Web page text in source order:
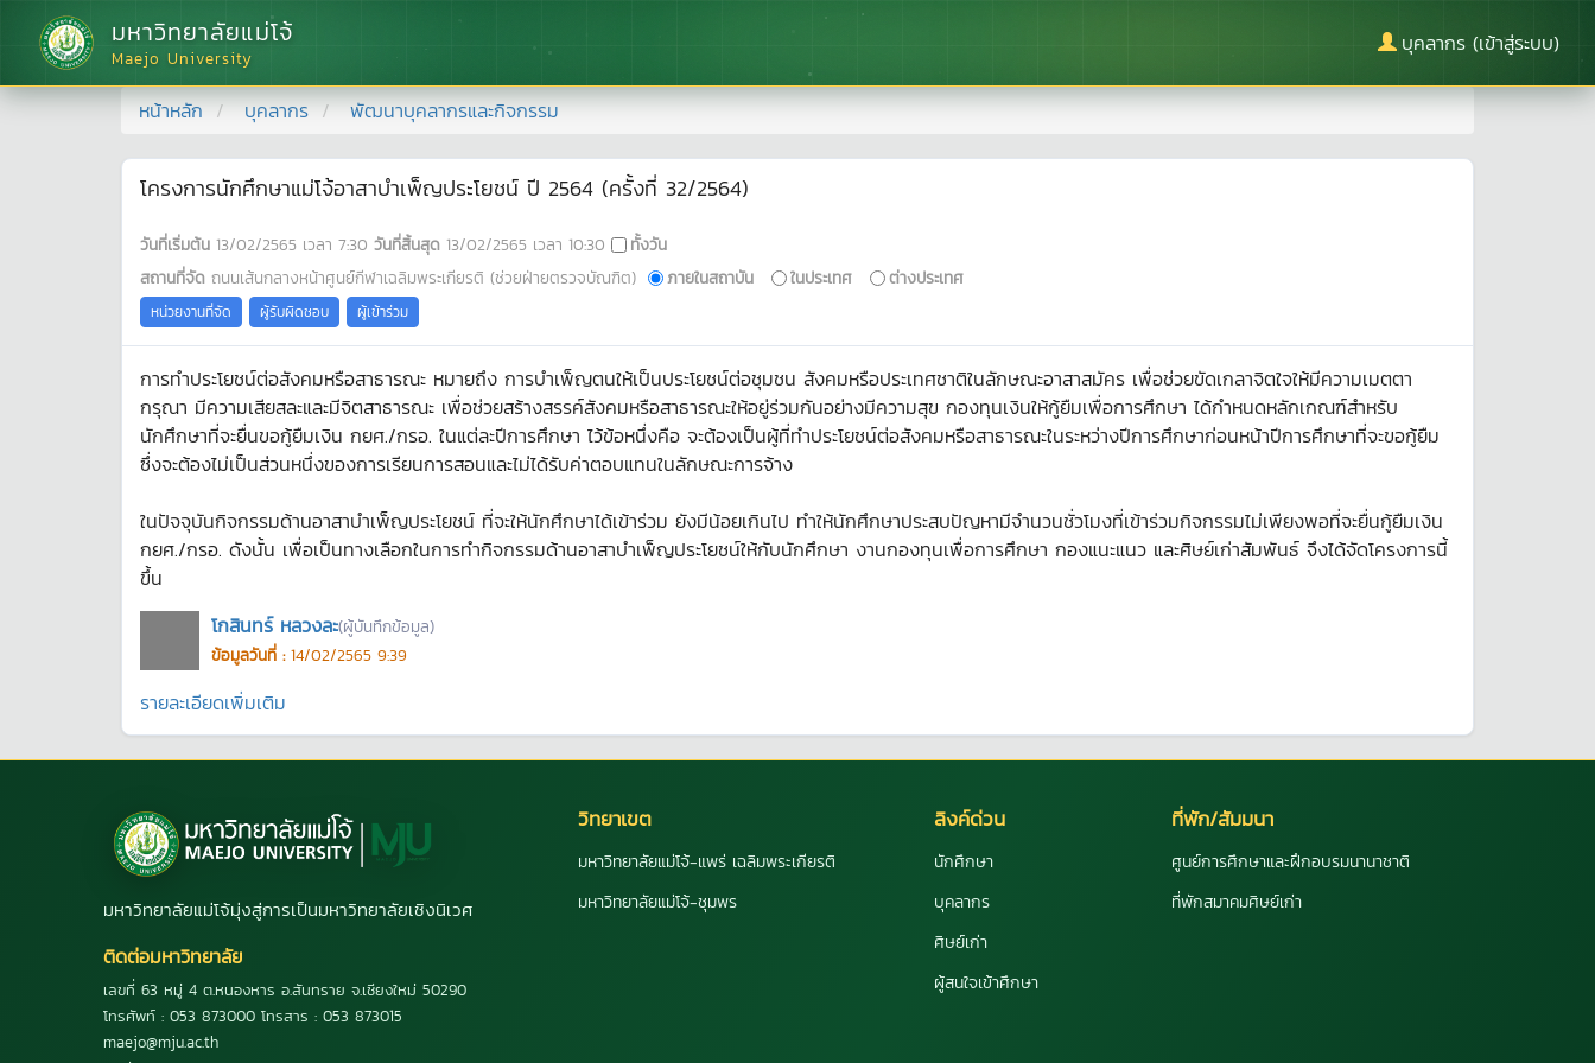
มหาวิทยาลัยแม่โจ้
Maejo University
บุคลากร (เข้าสู่ระบบ)
หน้าหลัก บุคลากร พัฒนาบุคลากรและกิจกรรม
โครงการนักศึกษาแม่โจ้อาสาบำเพ็ญประโยชน์ ปี 2564 (ครั้งที่ 32/2564)
วันที่เริ่มต้น 13/02/2565 เวลา 7:30 วันที่สิ้นสุด 13/02/2565 เวลา 10:30
ทั้งวัน
สถานที่จัด ถนนเส้นกลางหน้าศูนย์กีฬาเฉลิมพระเกียรติ (ช่วยฝ่ายตรวจบัณฑิต) ภายในสถาบัน ในประเทศ ต่างประเทศ
หน่วยงานที่จัด ผู้รับผิดชอบ ผู้เข้าร่วม
การทำประโยชน์ต่อสังคมหรือสาธารณะ หมายถึง การบำเพ็ญตนให้เป็นประโยชน์ต่อชุมชน สังคมหรือประเทศชาติในลักษณะอาสาสมัคร เพื่อช่วยขัดเกลาจิตใจให้มีความเมตตา
กรุณา มีความเสียสละและมีจิตสาธารณะ เพื่อช่วยสร้างสรรค์สังคมหรือสาธารณะให้อยู่ร่วมกันอย่างมีความสุข กองทุนเงินให้กู้ยืมเพื่อการศึกษา ได้กำหนดหลักเกณฑ์สำหรับ
นักศึกษาที่จะยื่นขอกู้ยืมเงิน กยศ./กรอ. ในแต่ละปีการศึกษา ไว้ข้อหนึ่งคือ จะต้องเป็นผู้ที่ทำประโยชน์ต่อสังคมหรือสาธารณะในระหว่างปีการศึกษาก่อนหน้าปีการศึกษาที่จะขอกู้ยืม
ซึ่งจะต้องไม่เป็นส่วนหนึ่งของการเรียนการสอนและไม่ได้รับค่าตอบแทนในลักษณะการจ้าง
ในปัจจุบันกิจกรรมด้านอาสาบำเพ็ญประโยชน์ ที่จะให้นักศึกษาได้เข้าร่วม ยังมีน้อยเกินไป ทำให้นักศึกษาประสบปัญหามีจำนวนชั่วโมงที่เข้าร่วมกิจกรรมไม่เพียงพอที่จะยื่นกู้ยืมเงิน
กยศ./กรอ. ดังนั้น เพื่อเป็นทางเลือกในการทำกิจกรรมด้านอาสาบำเพ็ญประโยชน์ให้กับนักศึกษา งานกองทุนเพื่อการศึกษา กองแนะแนว และศิษย์เก่าสัมพันธ์ จึงได้จัดโครงการนี้
ขึ้น
โกสินทร์ หลวงละ(ผู้บันทึกข้อมูล)
ข้อมูลวันที่ : 14/02/2565 9:39
รายละเอียดเพิ่มเติม
มหาวิทยาลัยแม่โจ้มุ่งสู่การเป็นมหาวิทยาลัยเชิงนิเวศ
ติดต่อมหาวิทยาลัย
เลขที่ 63 หมู่ 4 ต.หนองหาร อ.สันทราย จ.เชียงใหม่ 50290
โทรศัพท์ : 053 873000 โทรสาร : 053 873015
maejo@mju.ac.th
วิทยาเขต
มหาวิทยาลัยแม่โจ้-แพร่ เฉลิมพระเกียรติ
มหาวิทยาลัยแม่โจ้-ชุมพร
ลิงค์ด่วน
นักศึกษา
บุคลากร
ศิษย์เก่า
ผู้สนใจเข้าศึกษา
ที่พัก/สัมมนา
ศูนย์การศึกษาและฝึกอบรมนานาชาติ
ที่พักสมาคมศิษย์เก่า